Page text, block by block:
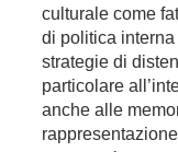
culturale come
di politica
strategie di
particolare
anche alle